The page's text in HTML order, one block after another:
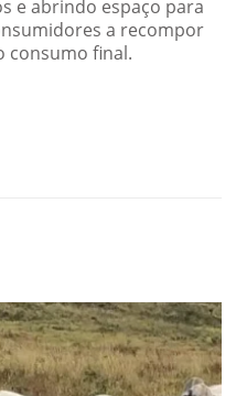
e abrindo espaço para
a recompor
consumo final.